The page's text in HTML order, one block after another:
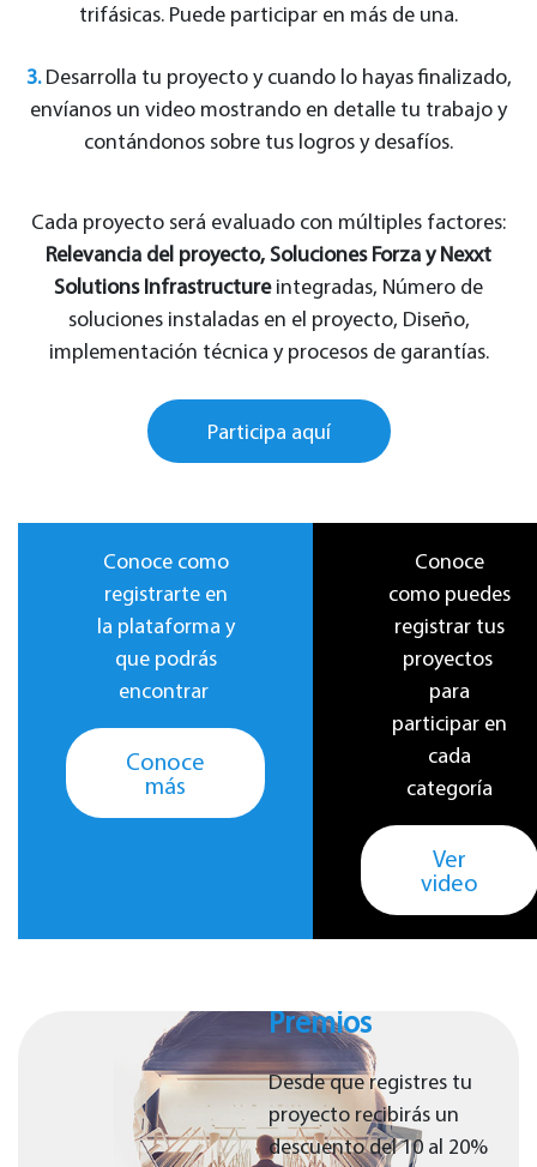
trifásicas. Puede participar en más de una.
3.Desarrolla tu proyecto y cuando lo hayas finalizado,
envíanos un video mostrando en detalle tu trabajo y
contándonos sobre tus logros y desafíos.
Cada proyecto será evaluado con múltiples factores:
Relevancia del proyecto, Soluciones Forza y Nexxt
Solutions Infrastructure integradas, Número de
soluciones instaladas en el proyecto, Diseño,
implementación técnica y procesos de garantías.
Participa aquí
Conoce como
registrarte en
la plataforma y
que podrás
encontrar
Conoce
más
Conoce
como puedes
registrar tus
proyectos
para
participar en
cada
categoría
Ver
video
Premios
Desde que registres tu
proyecto recibirás un
descuento del 10 al 20%